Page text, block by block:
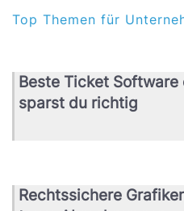
Top Themen für
Beste Ticket Software
sparst du richtig
Rechtssichere